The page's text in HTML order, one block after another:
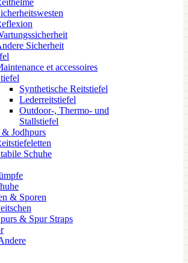
Sicherheit
et accessoires
Synthetische Reitstiefel
Lederreitstiefel
Outdoor-, Thermo- und
Stallstiefel
& Jodhpurs
Schuhe
& Sporen
& Spur Straps